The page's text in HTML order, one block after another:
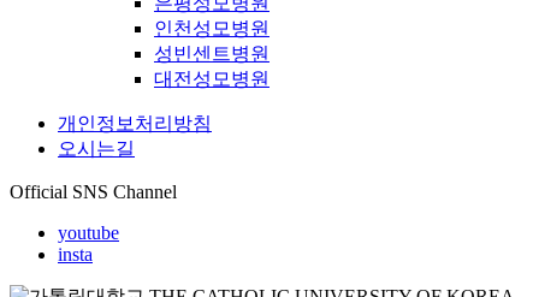
인천성모병원
성빈센트병원
대전성모병원
개인정보처리방침
오시는길
Official SNS Channel
youtube
insta